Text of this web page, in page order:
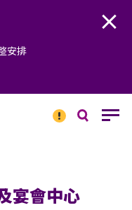
安排
消息
宴會中心